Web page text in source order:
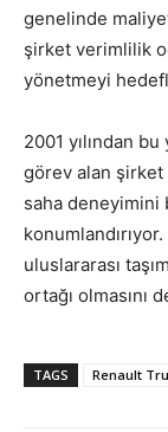
genelinde
şirket verimlilik
yönetmeyi
2001 yılından
görev alan
saha
uluslararası
ortağı olmasını
TAGS Renault